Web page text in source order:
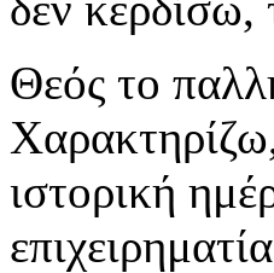
Θεός το
ιστορική